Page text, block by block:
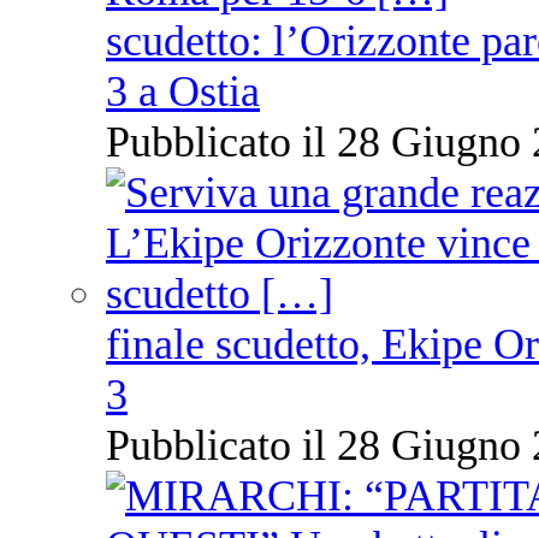
scudetto: l’Orizzonte
3 a Ostia
Pubblicato il 28 Giugno
finale scudetto, Ekipe
3
Pubblicato il 28 Giugno